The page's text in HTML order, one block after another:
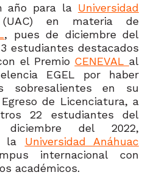
año para la Universidad
en materia de
, pues de diciembre del
estudiantes destacados
el Premio CENEVALal
EGEL por haber
sobresalientes en su
de Licenciatura, a
22 estudiantes del
del 2022,
la Universidad Anáhuac
internacional con
académicos.